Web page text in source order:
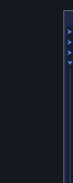
⮞
⮞
⮞
⮟